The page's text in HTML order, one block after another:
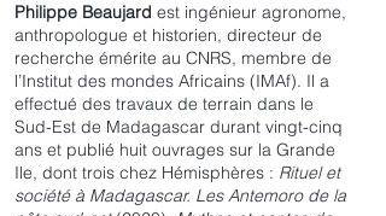
Philippe Beaujard est ingénieur agronome,
anthropologue et historien, directeur de
recherche émérite au CNRS, membre de
l’Institut des mondes Africains (IMAf). Il a
effectué des travaux de terrain dans le
Sud-Est de Madagascar durant vingt-cinq
ans et publié huit ouvrages sur la Grande
Ile, dont trois chez Hémisphères : Rituel et
société à Madagascar. Les Antemoro de la